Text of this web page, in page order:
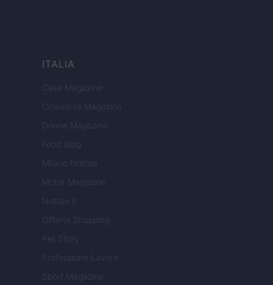
ITALIA
Casa Magazine
Cineverse Magazine
Donne Magazine
Food Blog
Milano Notizie
Motor Magazine
Notizie.it
Offerte Shopping
Pet Story
Professione Lavoro
Sport Magazine